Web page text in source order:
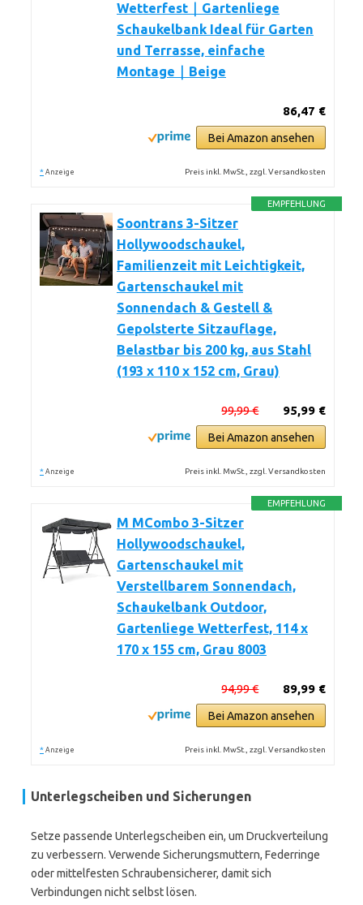
Wetterfest｜Gartenliege
Schaukelbank Ideal für Garten
und Terrasse, einfache
Montage｜Beige
86,47 €
Bei Amazon ansehen
* Anzeige Preis inkl. MwSt., zzgl. Versandkosten
EMPFEHLUNG
Soontrans 3-Sitzer
Hollywoodschaukel,
Familienzeit mit Leichtigkeit,
Gartenschaukel mit
Sonnendach & Gestell &
Gepolsterte Sitzauflage,
Belastbar bis 200 kg, aus Stahl
(193 x 110 x 152 cm, Grau)
95,99 €
99,99 €
Bei Amazon ansehen
* Anzeige Preis inkl. MwSt., zzgl. Versandkosten
EMPFEHLUNG
M MCombo 3-Sitzer
Hollywoodschaukel,
Gartenschaukel mit
Verstellbarem Sonnendach,
Schaukelbank Outdoor,
Gartenliege Wetterfest, 114 x
170 x 155 cm, Grau 8003
89,99 €
94,99 €
Bei Amazon ansehen
* Anzeige Preis inkl. MwSt., zzgl. Versandkosten
Unterlegscheiben und Sicherungen
Setze passende Unterlegscheiben ein, um Druckverteilung
zu verbessern. Verwende Sicherungsmuttern, Federringe
oder mittelfesten Schraubensicherer, damit sich
Verbindungen nicht selbst lösen.